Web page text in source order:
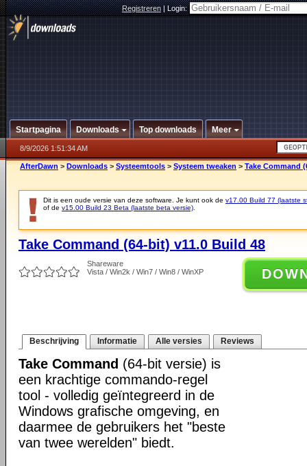
Registreren|Login:
Startpagina Downloads Top downloads Meer
8/9/2026 1:51:34 AM
AfterDawn > Downloads > Systeemtools > Systeem tweaken > Take Command
Dit is een oude versie van deze software. Je kunt ook de v17.00 Build 77 (laatste
of de v15.00 Build 23 Beta (laatste beta versie)
Take Command (64-bit) v11.0 Build 48
Shareware
Vista / Win2k / Win7 / Win8 / WinXP
Beschrijving Informatie Alle versies Reviews
Take Command (64-bit versie) is
een krachtige commando-regel
tool - volledig geïntegreerd in de
Windows grafische omgeving, en
daarmee de gebruikers het "beste
van twee werelden" biedt.